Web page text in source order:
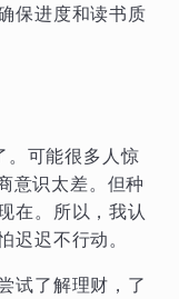
保进度和读书质
。可能很多人惊
意识太差。但种
在。所以，我认
迟迟不行动。
试了解理财，了